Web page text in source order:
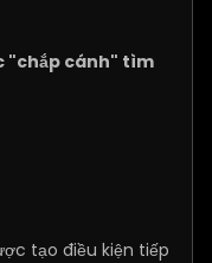
"chắp cánh" tìm
tạo điều kiện tiếp